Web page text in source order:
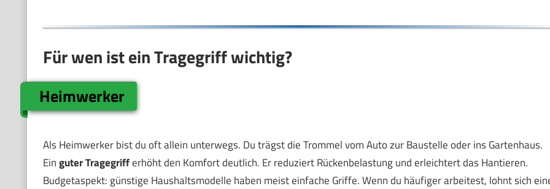
Für wen ist ein Tragegriff wichtig?
Heimwerker
Als Heimwerker bist du oft allein unterwegs. Du trägst die Trommel vom Auto zur Baustelle oder ins Gartenhaus.
Einguter Tragegrifferhöht den Komfort deutlich. Er reduziert Rückenbelastung und erleichtert das Hantieren.
Budgetaspekt: günstige Haushaltsmodelle haben meist einfache Griffe. Wenn du häufiger arbeitest, lohnt sich